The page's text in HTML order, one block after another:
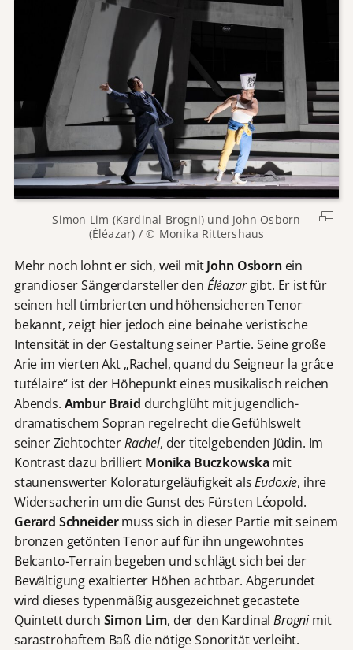
Simon Lim (Kardinal Brogni) und John Osborn
(Éléazar) / © Monika Rittershaus
Mehr noch lohnt er sich, weil mitJohn Osbornein
grandioser Sängerdarsteller den Éléazargibt. Er ist für
seinen hell timbrierten und höhensicheren Tenor
bekannt, zeigt hier jedoch eine beinahe veristische
Intensität in der Gestaltung seiner Partie. Seine große
Arie im vierten Akt „Rachel, quand du Seigneur la grâce
tutélaire“ ist der Höhepunkt eines musikalisch reichen
Abends. Ambur Braid durchglüht mit jugendlich-
dramatischem Sopran regelrecht die Gefühlswelt
seiner ZiehtochterRachel, der titelgebenden Jüdin. Im
Kontrast dazu brilliert Monika Buczkowskamit
staunenswerter Koloraturgeläufigkeit alsEudoxie, ihre
Widersacherin um die Gunst des Fürsten Léopold.
Gerard Schneidermuss sich in dieser Partie mit seinem
bronzen getönten Tenor auf für ihn ungewohntes
Belcanto-Terrain begeben und schlägt sich bei der
Bewältigung exaltierter Höhen achtbar. Abgerundet
wird dieses typenmäßig ausgezeichnet gecastete
Quintett durch Simon Lim, der den KardinalBrognimit
sarastrohaftem Baß die nötige Sonorität verleiht.